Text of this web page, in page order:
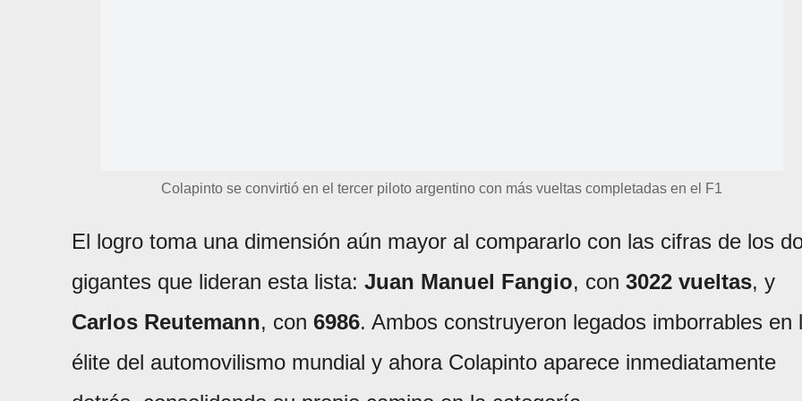
Colapinto se convirtió en el tercer piloto argentino con más vueltas completadas en el F1
El logro toma una dimensión aún mayor al compararlo con las cifras de los
gigantes que lideran esta lista: Juan Manuel Fangio, con 3022 vueltas, y
Carlos Reutemann, con 6986. Ambos construyeron legados imborrables en
élite del automovilismo mundial y ahora Colapinto aparece inmediatamente